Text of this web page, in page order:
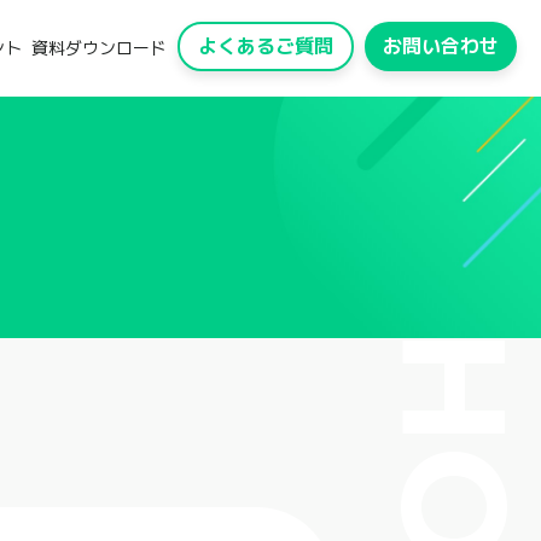
ト 資料ダウンロード よくあるご質問 お問い合わせ